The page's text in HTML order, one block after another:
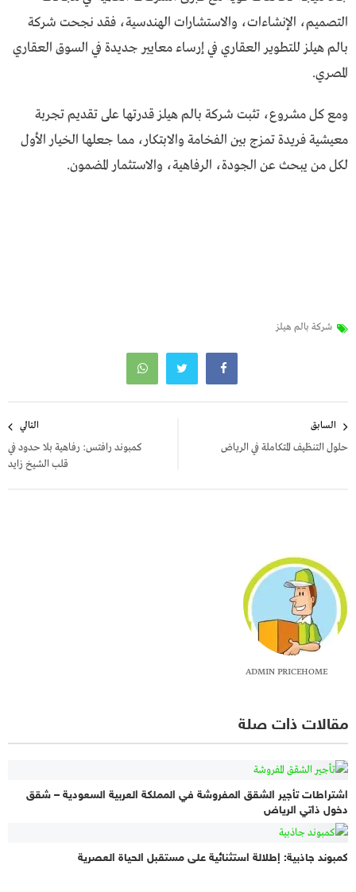
التصميم، الإنشاءات، والاستشارات الهندسية، فقد نجحت شركة
بالم هيلز للتطوير العقاري في إرساء معايير جديدة في السوق العقاري
المصري.
ومع كل مشروع، تثبت شركة بالم هيلز قدرتها على تقديم تجربة
معيشية فريدة تمزج بين الفخامة والابتكار، مما جعلها الخيار الأول
لكل من يبحث عن الجودة، الرفاهية، والاستثمار المضمون.
شركة بالم هيلز
المقالات
السابق
حلول التنظيف المتكاملة في الرياض
التالي
كمبوند رافتس: رفاهية بلا حدود في
قلب الشيخ زايد
ADMIN PRICEHOME
مقالات ذات صلة
اشتراطات تأجير الشقق المفروشة في المملكة العربية السعودية – شقق
دخول ذاتي الرياض
كمبوند جاذبية: إطلالة استثنائية على مستقبل الحياة العصرية